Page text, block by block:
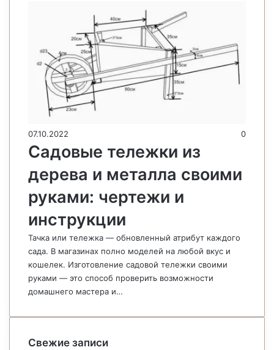
07.10.2022 0
Садовые тележки из
дерева и металла своими
руками: чертежи и
инструкции
Тачка или тележка — обновленный атрибут каждого
сада. В магазинах полно моделей на любой вкус и
кошелек. Изготовление садовой тележки своими
руками — это способ проверить возможности
домашнего мастера и…
Свежие записи